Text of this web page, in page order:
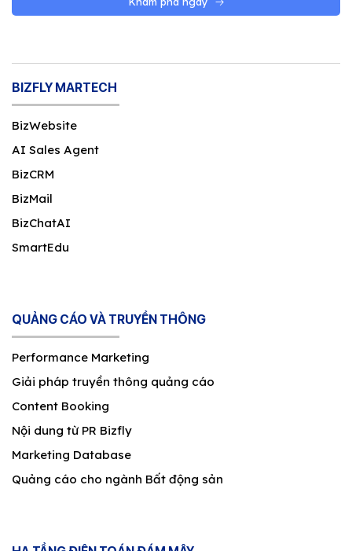
BIZFLY MARTECH
BizWebsite
AI Sales Agent
BizCRM
BizMail
BizChatAI
SmartEdu
QUẢNG CÁO VÀ TRUYỀN THÔNG
Performance Marketing
Giải pháp truyền thông quảng cáo
Content Booking
Nội dung từ PR Bizfly
Marketing Database
Quảng cáo cho ngành Bất động sản